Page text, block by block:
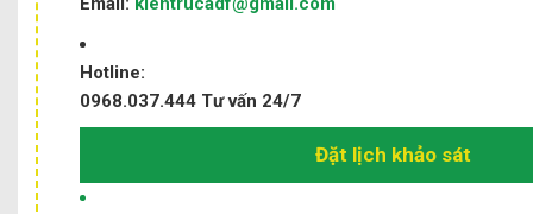
Hotline:
0968.037.444 Tư vấn 24/7
Đặt lịch khảo sát